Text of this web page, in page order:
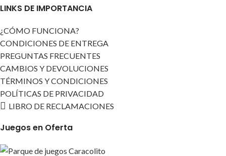
LINKS DE IMPORTANCIA
¿CÓMO FUNCIONA?
CONDICIONES DE ENTREGA
PREGUNTAS FRECUENTES
CAMBIOS Y DEVOLUCIONES
TÉRMINOS Y CONDICIONES
POLÍTICAS DE PRIVACIDAD
LIBRO DE RECLAMACIONES
Juegos en Oferta